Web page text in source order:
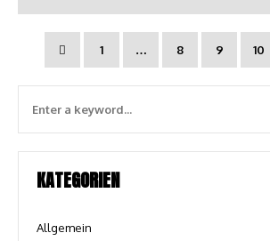
1 … 8 9 10
KATEGORIEN
Allgemein